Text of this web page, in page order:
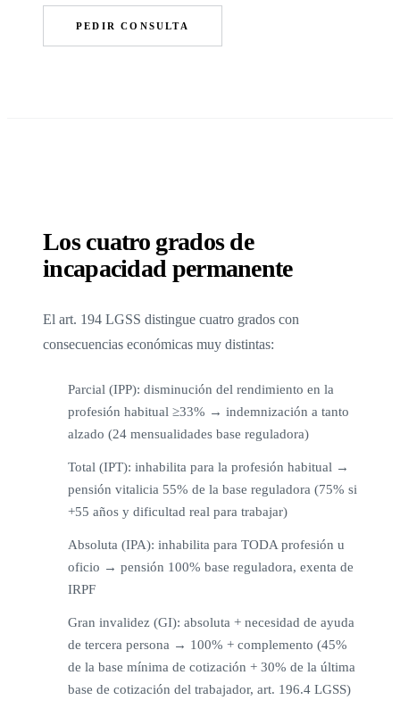
PEDIR CONSULTA
Los cuatro grados de
incapacidad permanente
El art. 194 LGSS distingue cuatro grados con
consecuencias económicas muy distintas:
Parcial (IPP): disminución del rendimiento en la
profesión habitual ≥33% → indemnización a tanto
alzado (24 mensualidades base reguladora)
Total (IPT): inhabilita para la profesión habitual →
pensión vitalicia 55% de la base reguladora (75% si
+55 años y dificultad real para trabajar)
Absoluta (IPA): inhabilita para TODA profesión u
oficio → pensión 100% base reguladora, exenta de
IRPF
Gran invalidez (GI): absoluta + necesidad de ayuda
de tercera persona → 100% + complemento (45%
de la base mínima de cotización + 30% de la última
base de cotización del trabajador, art. 196.4 LGSS)